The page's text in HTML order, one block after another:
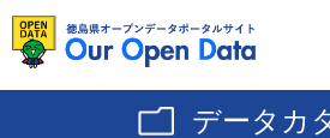
データカ